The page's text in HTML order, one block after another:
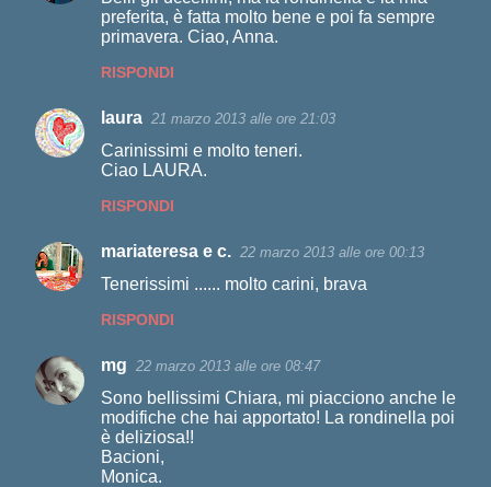
preferita, è fatta molto bene e poi fa sempre
primavera. Ciao, Anna.
RISPONDI
laura 21 marzo 2013 alle ore 21:03
Carinissimi e molto teneri.
Ciao LAURA.
RISPONDI
mariateresa e c. 22 marzo 2013 alle ore 00:13
Tenerissimi ...... molto carini, brava
RISPONDI
mg 22 marzo 2013 alle ore 08:47
Sono bellissimi Chiara, mi piacciono anche le
modifiche che hai apportato! La rondinella poi
è deliziosa!!
Bacioni,
Monica.